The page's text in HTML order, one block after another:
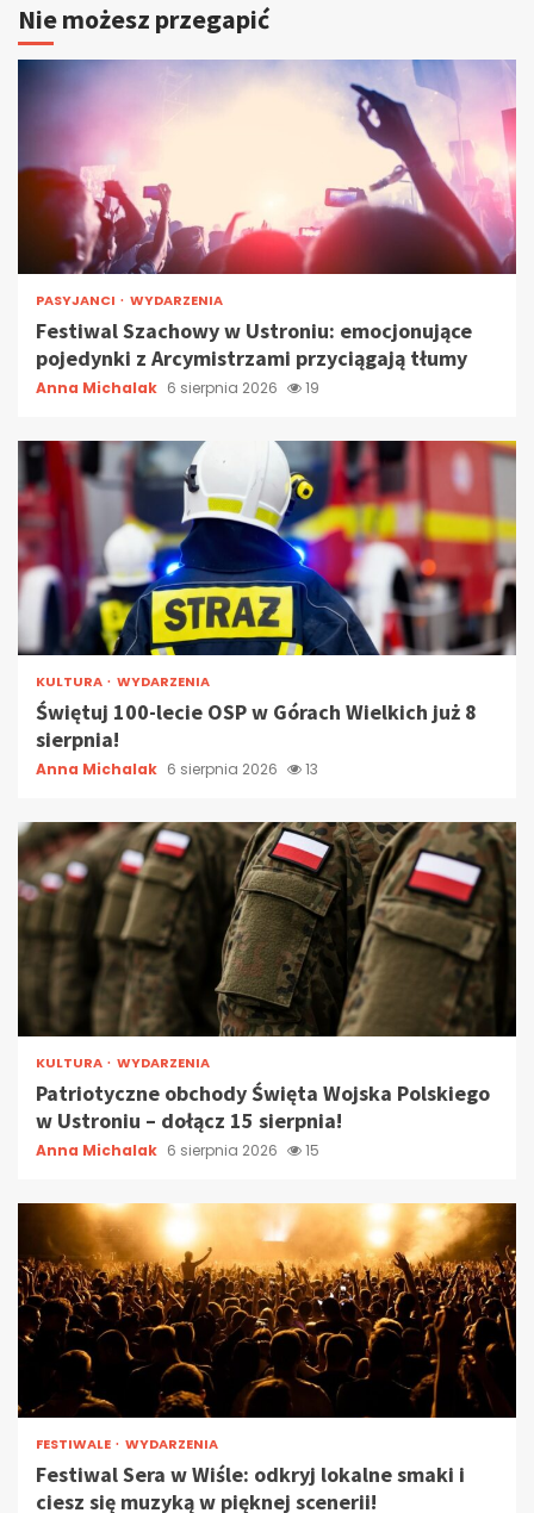
Nie możesz przegapić
PASYJANCI WYDARZENIA
Festiwal Szachowy w Ustroniu: emocjonujące
pojedynki z Arcymistrzami przyciągają tłumy
Anna Michalak 6 sierpnia 2026 19
KULTURA WYDARZENIA
Świętuj 100-lecie OSP w Górach Wielkich już 8
sierpnia!
Anna Michalak 6 sierpnia 2026 13
KULTURA WYDARZENIA
Patriotyczne obchody Święta Wojska Polskiego
w Ustroniu – dołącz 15 sierpnia!
Anna Michalak 6 sierpnia 2026 15
FESTIWALE WYDARZENIA
Festiwal Sera w Wiśle: odkryj lokalne smaki i
ciesz się muzyką w pięknej scenerii!